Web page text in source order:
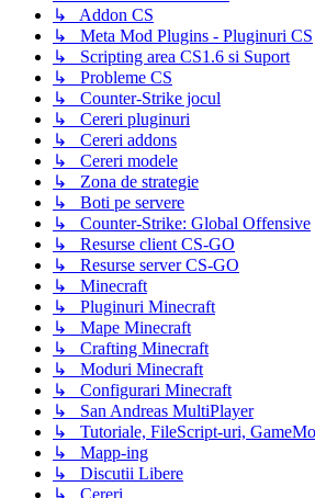
↳ Addon CS
↳ Meta Mod Plugins - Pluginuri CS
↳ Scripting area CS1.6 si Suport
↳ Probleme CS
↳ Counter-Strike jocul
↳ Cereri pluginuri
↳ Cereri addons
↳ Cereri modele
↳ Zona de strategie
↳ Boti pe servere
↳ Counter-Strike: Global Offensive
↳ Resurse client CS-GO
↳ Resurse server CS-GO
↳ Minecraft
↳ Pluginuri Minecraft
↳ Mape Minecraft
↳ Crafting Minecraft
↳ Moduri Minecraft
↳ Configurari Minecraft
↳ San Andreas MultiPlayer
↳ Tutoriale, FileScript-uri,
↳ Mapp-ing
↳ Discutii Libere